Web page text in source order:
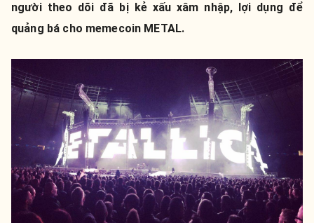
người theo dõi đã bị kẻ xấu xâm nhập, lợi dụng để
quảng bá cho memecoin METAL.